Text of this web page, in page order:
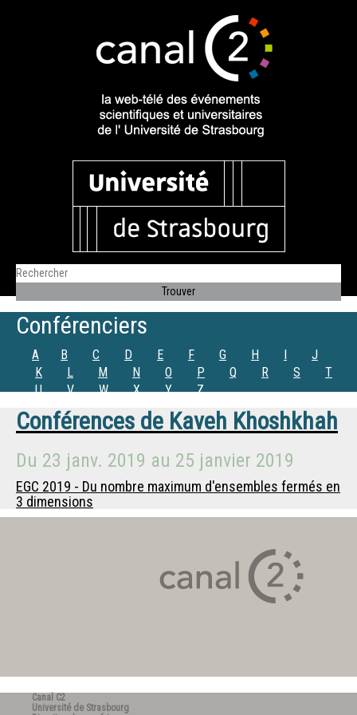
Conférenciers
A B C D E F G H I
J
K
L M N O P Q R S
T
U
V W X Y Z
Conférences de Kaveh Khoshkhah
Du 23 janv. 2019 au 25 janvier 2019
EGC 2019 - Du nombre maximum d'ensembles fermés en
3 dimensions
Canal C2
Université de Strasbourg